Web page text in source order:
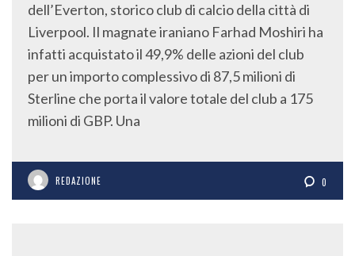
dell’Everton, storico club di calcio della città di
Liverpool. Il magnate iraniano Farhad Moshiri ha
infatti acquistato il 49,9% delle azioni del club
per un importo complessivo di 87,5 milioni di
Sterline che porta il valore totale del club a 175
milioni di GBP. Una
REDAZIONE 0